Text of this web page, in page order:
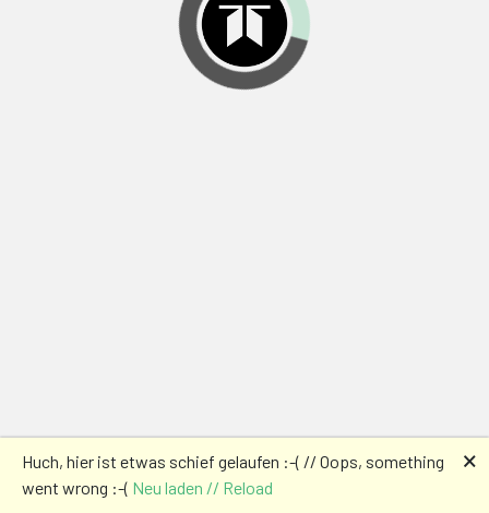
Huch, hier ist etwas schief gelaufen :-( // Oops, something
went wrong :-( Neu laden // Reload
🗙